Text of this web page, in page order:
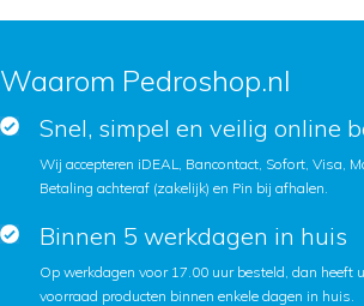
Waarom Pedroshop.nl
Snel, simpel en veilig online
Wij accepteren iDEAL, Bancontact, Sofort, Visa,
Betaling achteraf (zakelijk) en Pin bij afhalen.
Binnen 5 werkdagen in huis
Op werkdagen voor 17.00 uur besteld, dan heeft
voorraad producten binnen enkele dagen in huis.